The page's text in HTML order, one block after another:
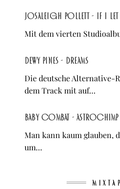
Josaleigh Pollett - If I
Mit dem vierten
Dewy Pines - Dreams
Die deutsche Alternative-
dem Track mit auf…
Baby Combat - Astrochimp
Man kann kaum glauben,
um…